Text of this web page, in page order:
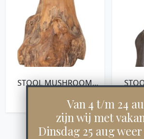
STOOL MUSHROOM
TEAKWOOD ROOTS
149,00Van 4 t/m 24
zijn wij met
Dinsdag 25 aug